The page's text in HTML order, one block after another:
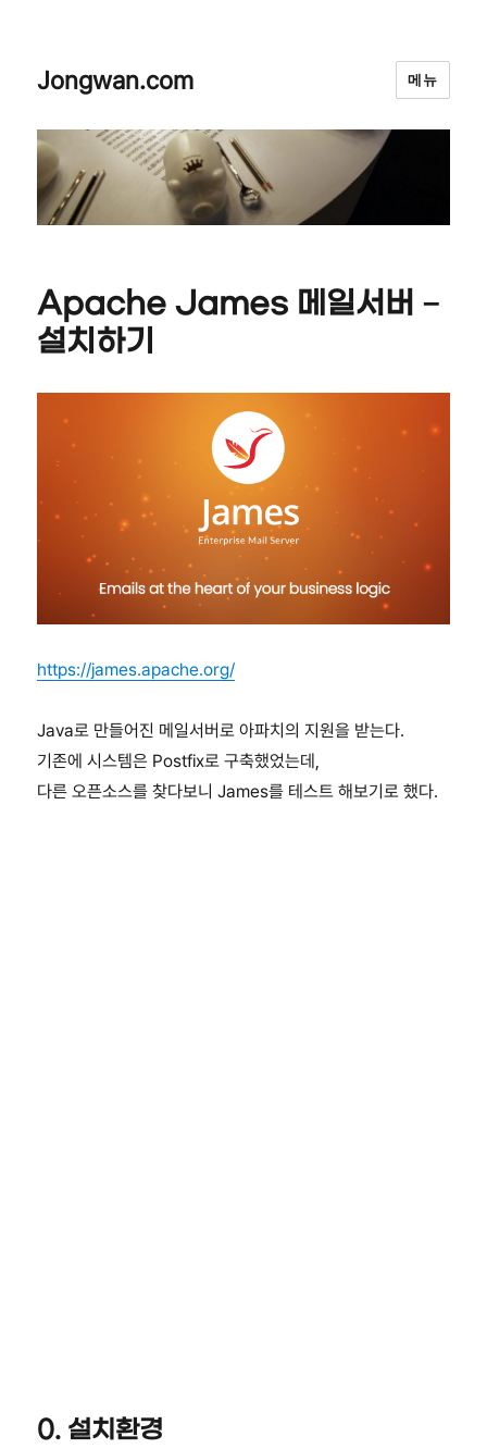
Jongwan.com 메뉴
Apache James 메일서버 –
설치하기
https://james.apache.org/
Java로 만들어진 메일서버로 아파치의 지원을 받는다.
기존에 시스템은 Postfix로 구축했었는데,
다른 오픈소스를 찾다보니 James를 테스트 해보기로 했다.
0. 설치환경